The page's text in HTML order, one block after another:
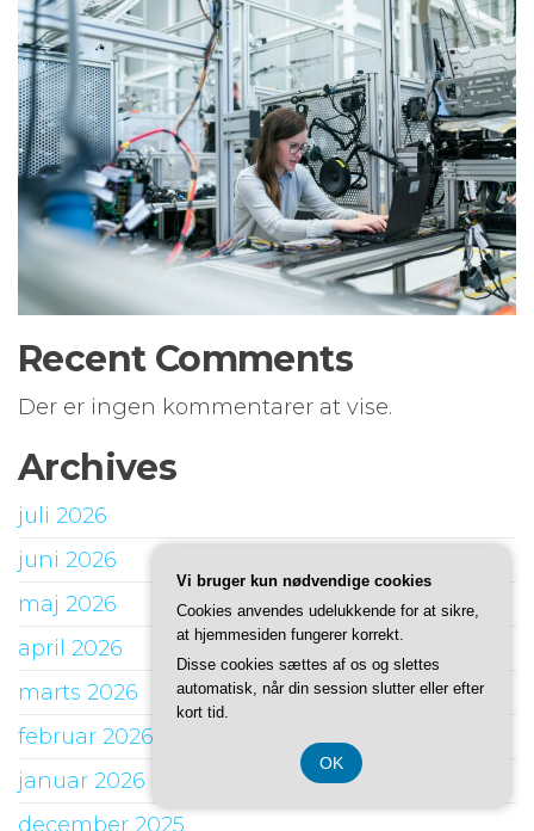
Recent Comments
Der er ingen kommentarer at vise.
Archives
juli 2026
juni 2026
maj 2026
april 2026
marts 2026
februar 2026
januar 2026
december 2025
Vi bruger kun nødvendige cookies
Cookies anvendes udelukkende for at sikre,
at hjemmesiden fungerer korrekt.
Disse cookies sættes af os og slettes
automatisk, når din session slutter eller efter
kort tid.
OK